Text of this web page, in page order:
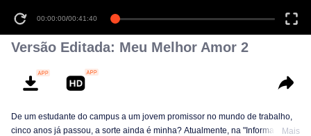
00:00:00/00:41:40
Versão Editada: Meu Melhor Amor 2
De um estudante do campus a um jovem promissor no mundo de trabalho,
cinco anos já passou, a sorte ainda é minha? Atualmente, na "Informação
Mais